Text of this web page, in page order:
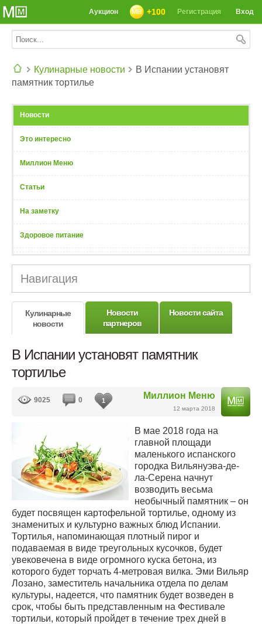
Вход
Регистрация
+100
Аукцион
Кулинарные новости
В Испании установят
памятник тортилье
Новости
Это интересно
Миллион Меню
Статьи
На заметку
Здоровое питание
Навигация
Кулинарные
новости
Новости
партнеров
Новости сайта
В Испании установят памятник
тортилье
Миллион Меню
12 марта 2018
9025 0 1
В мае 2018 года на
главной площади
маленького испанского
городка Вильянуэва-де-
ла-Серена начнут
возводить весьма
необычный памятник – он
будет посвящен картофельной тортилье, одному из
знаменитых и культурно важных блюд Испании.
Тортилья, напоминающая плотный пирог и
подаваемая в виде треугольных кусочков, будет
увековечена в виде огромного куска бетона, из
которого будет торчать 4-метровая вилка. Эми Вильяр
Лозано, заместитель начальника отдела по делам
культуры, надеется, что памятник будет возведен в
срок, чтобы быть представленным на Фестивале
тортильи, который пройдет в течение трех дней в